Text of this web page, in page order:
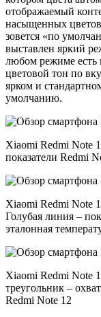
отображаемый
насыщенных
зовется «по
выставлен яркий
любом режиме есть
цветовой тон по
ярком и
умолчанию.
Xiaomi Redmi Note
показатели Redmi
Xiaomi Redmi Note
Голубая линия –
эталонная
Xiaomi Redmi Note
треугольник –
Redmi Note 12